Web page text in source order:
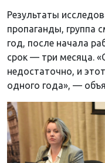
Результаты
пропаганды, группа
год, после начала
срок — три месяца.
недостаточно, и
одного года», —